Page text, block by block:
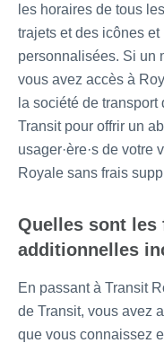
les horaires de tous
trajets et des icônes
personnalisées. Si un
vous avez accès à
la société de transport
Transit pour offrir un
usager·ère·s de votre
Royale sans frais
Quelles sont
additionnelles
En passant à Transit
de Transit, vous avez
que vous connaissez